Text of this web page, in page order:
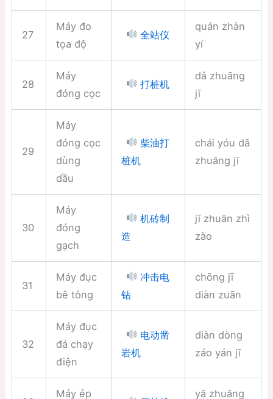
27
Máy đo
tọa độ
全站仪
quán zhàn
yí
28
Máy
đóng cọc
打桩机
dǎ zhuāng
jī
29
Máy
đóng cọc
dùng
dầu
柴油打
桩机
chái yóu dǎ
zhuāng jī
30
Máy
đóng
gạch
机砖制
造
jī zhuān zhì
zào
31
Máy đục
bê tông
冲击电
钻
chōng jī
diàn zuān
32
Máy đục
đá chạy
điện
电动凿
岩机
diàn dòng
záo yán jī
Máy ép
yā zhuāng